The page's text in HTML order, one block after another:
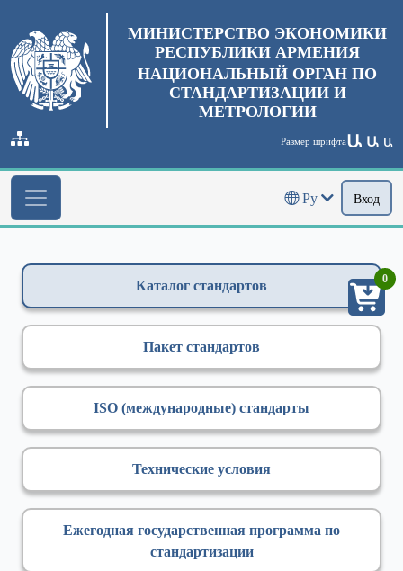
МИНИСТЕРСТВО ЭКОНОМИКИ
РЕСПУБЛИКИ АРМЕНИЯ
НАЦИОНАЛЬНЫЙ ОРГАН ПО
СТАНДАРТИЗАЦИИ И
МЕТРОЛОГИИ
Размер шрифтаԱ Ա Ա
Ру Вход
Каталог стандартов
Пакет стандартов
ISO (международные) стандарты
Технические условия
Ежегодная государственная программа по
стандартизации
0